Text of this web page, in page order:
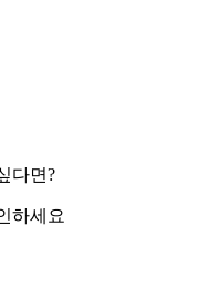
다면?
하세요